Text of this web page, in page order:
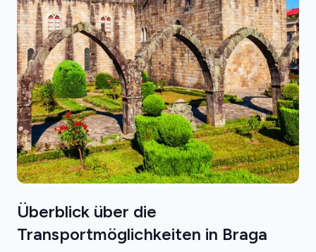
Überblick über die
Transportmöglichkeiten in Braga